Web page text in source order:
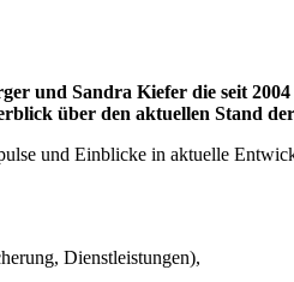
und Sandra Kiefer die seit
über den aktuellen Stand
und Einblicke in aktuelle
Dienstleistungen),